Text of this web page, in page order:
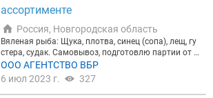
оды расфасованы в полиэтиленовые мешки, хран
ятся в рефконтейнере при температуре -15 градус
ов. Работаем через Меркурий. ВСД прилагается.
Загрузка на предприятии силами ООО «Аврора Б
ореалис».
ассортименте
Россия, Новгородская область
Вяленая рыба: Щука, плотва, синец (сопа), лещ, гу
стера, судак. Самовывоз, подготовлю партии от 3
00 кг в ассортименте. Документы: Меркурий, возм
ожен экспорт продукции в страны СНГ.
ООО АГЕНТСТВО ВБР
6 июл 2023 г.
327